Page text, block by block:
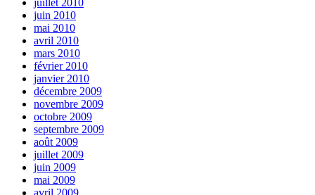
juillet 2010
juin 2010
mai 2010
avril 2010
mars 2010
février 2010
janvier 2010
décembre 2009
novembre 2009
octobre 2009
septembre 2009
août 2009
juillet 2009
juin 2009
mai 2009